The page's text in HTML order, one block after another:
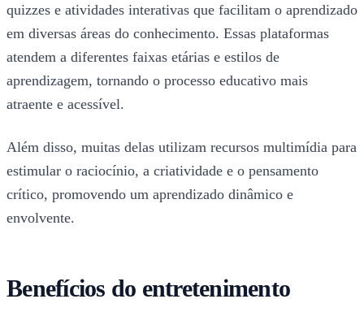
quizzes e atividades interativas que facilitam o aprendizado
em diversas áreas do conhecimento. Essas plataformas
atendem a diferentes faixas etárias e estilos de
aprendizagem, tornando o processo educativo mais
atraente e acessível.
Além disso, muitas delas utilizam recursos multimídia para
estimular o raciocínio, a criatividade e o pensamento
crítico, promovendo um aprendizado dinâmico e
envolvente.
Benefícios do entretenimento